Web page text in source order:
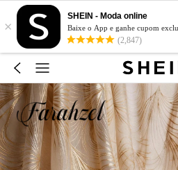
×
SHEIN - Moda online
Baixe o App e ganhe cupom
(2,847)